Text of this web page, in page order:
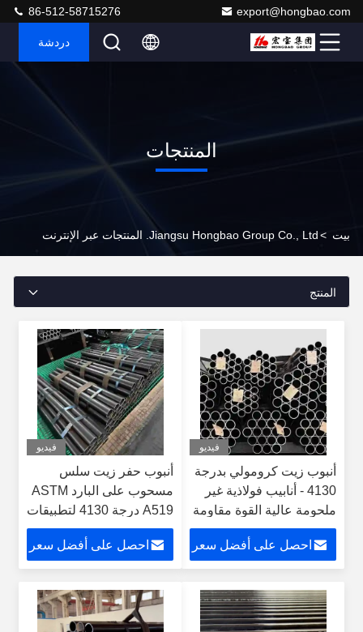
export@hongbao.com
86-512-58715276
دردشة
المنتجات
بيت >Jiangsu Hongbao Group Co., Ltd. المنتجات عبر الإنترنت
المنتج
فيديو
أنبوب زيت كرومولي بدرجة
4130 - أنابيب فولاذية غير
ملحومة عالية القوة مقاومة
للتآكل لتطبيقات آبار النفط
والتعديناحصل على أفضل سعر
فيديو
أنبوب حفر زيت سلس
مسحوب على البارد ASTM
A519 درجة 4130 لتطبيقات
قضبان الحفر
احصل على أفضل سعر